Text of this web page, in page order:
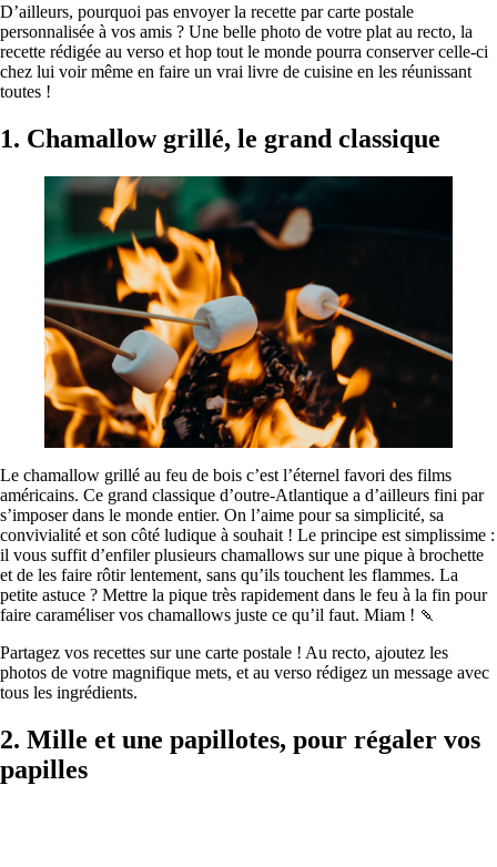
D’ailleurs, pourquoi pas envoyer la recette par carte postale
personnalisée à vos amis ? Une belle photo de votre plat au recto, la
recette rédigée au verso et hop tout le monde pourra conserver celle-ci
chez lui voir même en faire un vrai livre de cuisine en les réunissant
toutes !
1. Chamallow grillé, le grand classique
Le chamallow grillé au feu de bois c’est l’éternel favori des films
américains. Ce grand classique d’outre-Atlantique a d’ailleurs fini par
s’imposer dans le monde entier. On l’aime pour sa simplicité, sa
convivialité et son côté ludique à souhait ! Le principe est simplissime :
il vous suffit d’enfiler plusieurs chamallows sur une pique à brochette
et de les faire rôtir lentement, sans qu’ils touchent les flammes. La
petite astuce ? Mettre la pique très rapidement dans le feu à la fin pour
faire caraméliser vos chamallows juste ce qu’il faut. Miam ! 🍡
Partagez vos recettes sur une carte postale ! Au recto, ajoutez les
photos de votre magnifique mets, et au verso rédigez un message avec
tous les ingrédients.
2. Mille et une papillotes, pour régaler vos
papilles